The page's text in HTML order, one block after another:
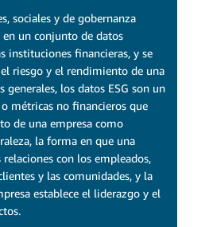
sociales y de gobernanza
en un conjunto de datos
instituciones financieras, y se
riesgo y el rendimiento de una
generales, los datos ESG son un
métricas no financieros que
de una empresa como
la forma en que una
con los empleados,
y las comunidades, y la
establece el liderazgo y el